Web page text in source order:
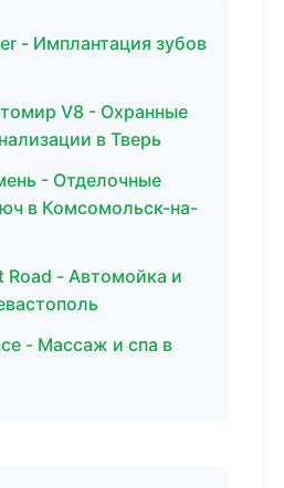
- Имплантация зубов
V8 - Охранные
в Тверь
- Отделочные
в Комсомольск-на-
Road - Автомойка и
- Массаж и спа в